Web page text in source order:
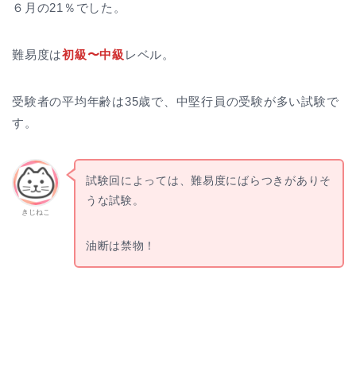
６月の21％でした。
難易度は初級〜中級 レベル。
受験者の平均年齢は35歳で、中堅行員の受験が多い試験で
す。
きじねこ
試験回によっては、難易度にばらつきがありそ
うな試験。
油断は禁物！